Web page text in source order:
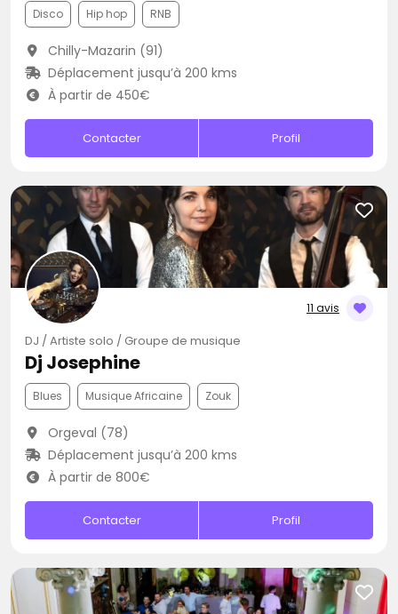
Disco Hip hop RNB
Chilly-Mazarin (91)
Déplacement jusqu’à 200 kms
À partir de 450€
Contacter Profil
11 avis
DJ / Artiste solo / Groupe de musique
Dj Josephine
Blues Musique Africaine Zouk
Orgeval (78)
Déplacement jusqu’à 200 kms
À partir de 800€
Contacter Profil